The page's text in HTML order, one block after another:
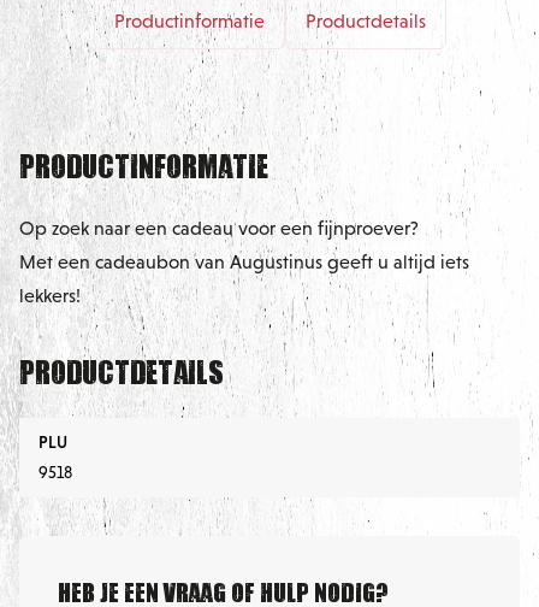
Productinformatie Productdetails
Productinformatie
Op zoek naar een cadeau voor een fijnproever?
Met een cadeaubon van Augustinus geeft u altijd iets
lekkers!
Productdetails
PLU
9518
Heb je een vraag of hulp nodig?